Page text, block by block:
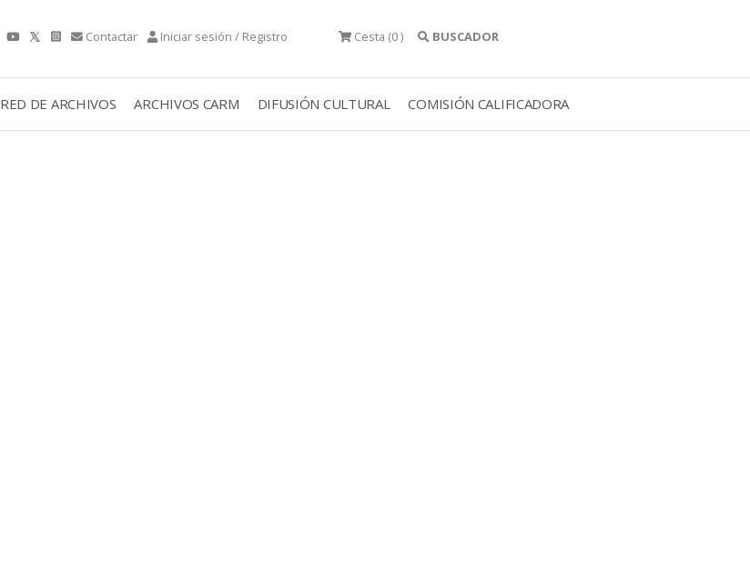
Contactar Iniciar sesión / Registro Cesta (0 ) BUSCADOR
RED DE ARCHIVOS ARCHIVOS CARM DIFUSIÓN CULTURAL COMISIÓN CALIFICADORA